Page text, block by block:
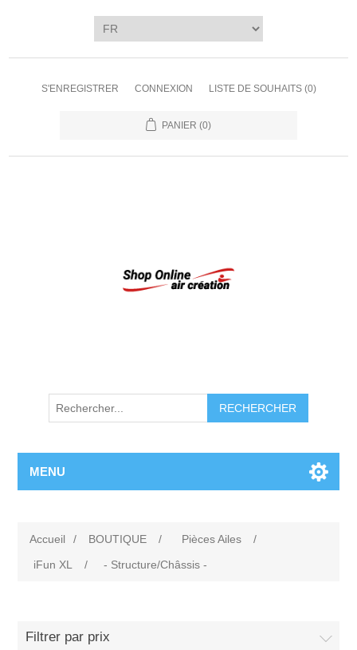
S'ENREGISTRER CONNEXION LISTE DE SOUHAITS (0)
PANIER (0)
RECHERCHER
MENU
Accueil / BOUTIQUE / Pièces Ailes
/
iFun XL
/ - Structure/Châssis -
Filtrer par prix